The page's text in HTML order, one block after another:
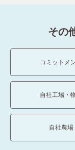
その
コミットメ
自社工場・
自社農場